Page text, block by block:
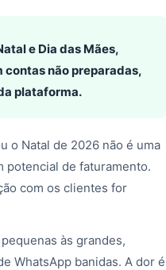
e Dia das Mães,
não preparadas,
plataforma.
o Natal de 2026 não é uma
potencial de faturamento.
com os clientes for
às grandes,
WhatsApp banidas. A dor é